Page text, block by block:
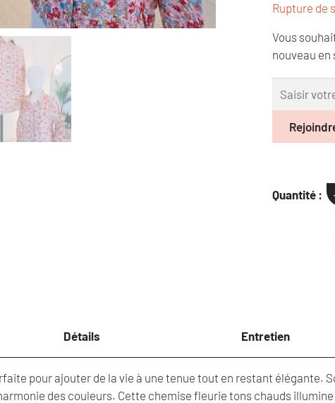
Rupture de
Vous
nouveau en
Quantité :
quantité
Détails Entretien
pour ajouter de la vie à une tenue tout en restant élégante.
des couleurs. Cette chemise fleurie tons chauds